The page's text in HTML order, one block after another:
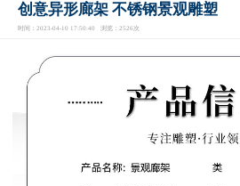
创意异形廊架 不锈钢景观雕塑
时间：2023-04-10 17:50:40 浏览：2526次